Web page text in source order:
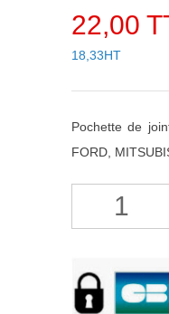
22,00
18,33HT
Pochette de
FORD,
de
joints